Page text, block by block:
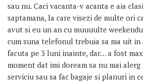
sau nu. Caci vacanta-v acanta e aia
saptamana, la care visezi de multe ori
avut si eu un an cu muuuulte
cum suna telefonul trebuia sa ma uit in
facuta pe 3 luni inainte, dar… a fost
moment dat imi doream sa nu mai
serviciu sau sa fac bagaje si planuri in